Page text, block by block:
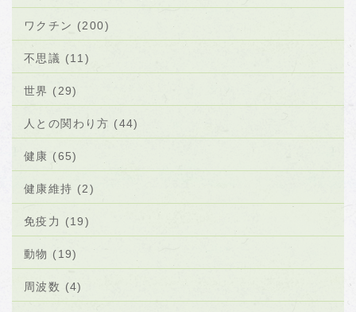
ワクチン (200)
不思議 (11)
世界 (29)
人との関わり方 (44)
健康 (65)
健康維持 (2)
免疫力 (19)
動物 (19)
周波数 (4)